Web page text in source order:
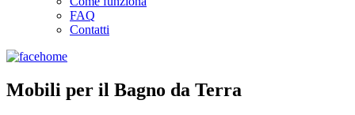
FAQ
Contatti
Mobili per il Bagno da Terra